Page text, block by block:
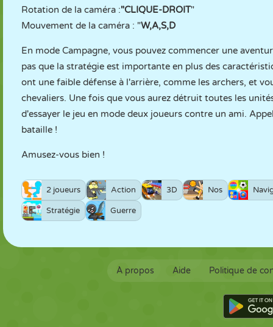
Rotation de la caméra :"CLIQUE-DROIT"
Mouvement de la caméra : "W,A,S,D
En mode Campagne, vous pouvez commencer une
pas que la stratégie est importante en plus des
ont une faible défense à l'arrière, comme les archers, et
chevaliers. Une fois que vous aurez détruit toutes les
d'essayer le jeu en mode deux joueurs contre un ami.
bataille !
Amusez-vous bien !
2 joueurs Action 3D Nos
Stratégie Guerre
À propos Aide Politique de